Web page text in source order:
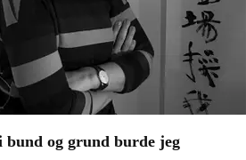
og grund burde jeg